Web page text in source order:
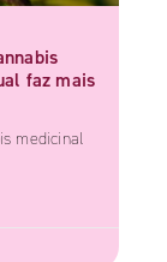
faz mais
medicinal